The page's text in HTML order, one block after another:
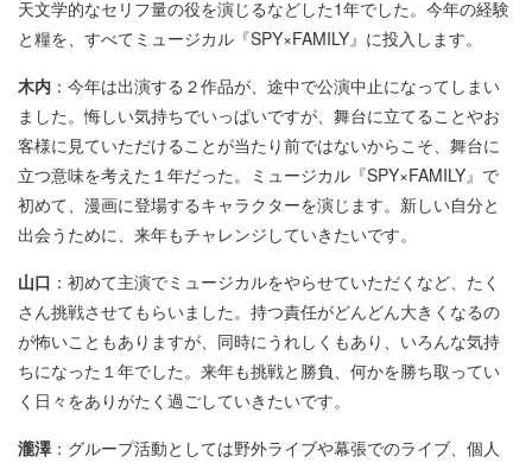
天文学的なセリフ量の役を演じるなどした1年でした。今年の経験
と糧を、すべてミュージカル『SPY×FAMILY』に投入します。
木内 ：今年は出演する２作品が、途中で公演中止になってしまい
ました。悔しい気持ちでいっぱいですが、舞台に立てることやお
客様に見ていただけることが当たり前ではないからこそ、舞台に
立つ意味を考えた１年だった。ミュージカル『SPY×FAMILY』で
初めて、漫画に登場するキャラクターを演じます。新しい自分と
出会うために、来年もチャレンジしていきたいです。
山口 ：初めて主演でミュージカルをやらせていただくなど、たく
さん挑戦させてもらいました。持つ責任がどんどん大きくなるの
が怖いこともありますが、同時にうれしくもあり、いろんな気持
ちになった１年でした。来年も挑戦と勝負、何かを勝ち取ってい
く日々をありがたく過ごしていきたいです。
瀧澤：グループ活動としては野外ライブや幕張でのライブ、個人